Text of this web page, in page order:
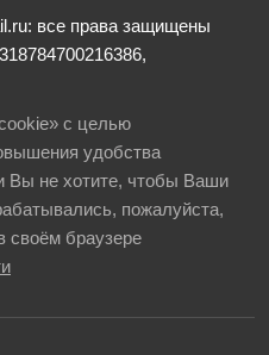
все права защищены
с целью
удобства
Вы не хотите, чтобы Ваши
пожалуйста,
своём браузере